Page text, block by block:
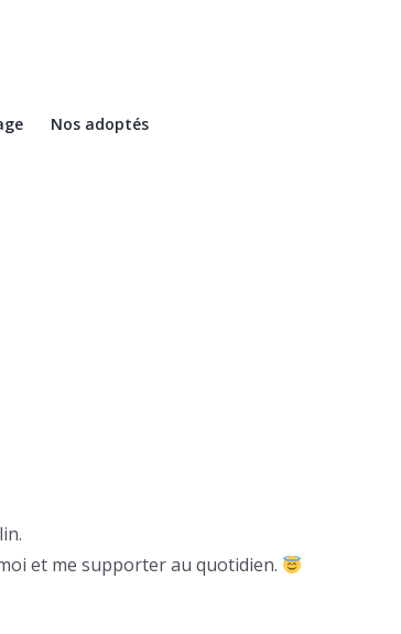
Nos adoptés
et me supporter au quotidien.